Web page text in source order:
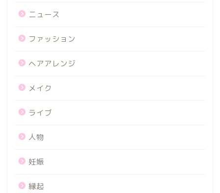
ニュース
ファッション
ヘアアレンジ
メイク
ライブ
人物
妊娠
縁起